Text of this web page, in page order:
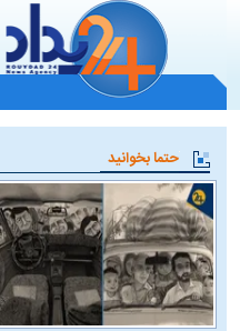
حتما بخوانید